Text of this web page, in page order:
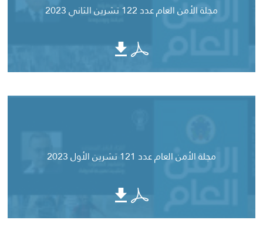
مجلة الأمن العام عدد 122 تشرين الثاني 2023
مجلة الأمن العام عدد 121 تشرين الأول 2023